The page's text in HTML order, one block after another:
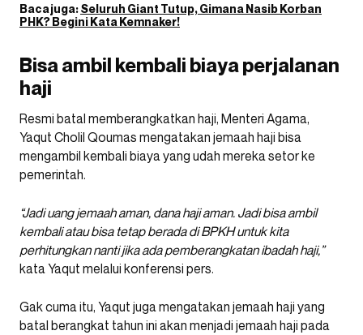
Baca juga:Seluruh Giant Tutup, Gimana Nasib Korban
PHK? Begini Kata Kemnaker!
Bisa ambil kembali biaya perjalanan
haji
Resmi batal memberangkatkan haji, Menteri Agama,
Yaqut Cholil Qoumas mengatakan jemaah haji bisa
mengambil kembali biaya yang udah mereka setor ke
pemerintah.
“Jadi uang jemaah aman, dana haji aman. Jadi bisa ambil
kembali atau bisa tetap berada di BPKH untuk kita
perhitungkan nanti jika ada pemberangkatan ibadah haji,”
kata Yaqut melalui konferensi pers.
Gak cuma itu, Yaqut juga mengatakan jemaah haji yang
batal berangkat tahun ini akan menjadi jemaah haji pada